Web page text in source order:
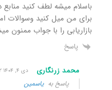
باسلام میشه لطف کنید منابع
بازاریابی را با جواب ممنون
پاسخ
محمد زرنگاری دی ۴, ۱۴۰۴ ۲:۰۲ ق٫ظ
پاسخ به یاسمین